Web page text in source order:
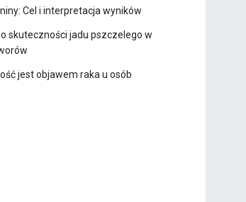
Cel i interpretacja wyników
skuteczności jadu pszczelego w
jest objawem raka u osób